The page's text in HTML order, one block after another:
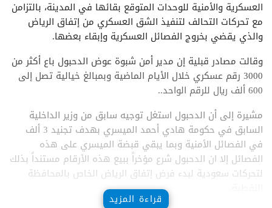
العسكرية والأمنية للوحدات المتوقع بقائها في المدينة، بالتزامن
مع تحركات التحالف لتنفيذ الشق العسكري من إتفاق الرياض
والذي يقضي بخروج الفصائل العسكرية وإبقاء بعضها.
وقالت مصادر قبلية إن مدير أمن شبوة عوض الدحبول باع أكثر من
3000 رقم عسكري خلال الأيام الماضية وبمبالغ خيالية تصل إلى
600 ألف ريال للرقم الواحد..
مشيرة إلى أن الدحبول استغل توجيه سابق من وزير الداخلية
السابق في حكومة هادي أحمد الميسري بهدف تجنيد 3 ألف
في الفصائل الأمنية وبما يبقي قبضة الميسري على هذه
الفصائل إلا ان الدحبول شرع مؤخراً ببيع هذه الأرقام مستنداً بذلك
لتحركات سعودية لبدء فرض إتفاق الرياض الخاص بالمحافظة
قراءة المزيد